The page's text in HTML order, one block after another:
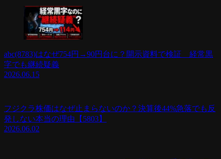
abc(8783)はなぜ754円→90円台に？開示資料で検証 経常黒
字でも継続疑義
2026.06.15
フジクラ株価はなぜ止まらないのか？決算後44%急落でも反
発しない本当の理由【5803】
2026.06.02